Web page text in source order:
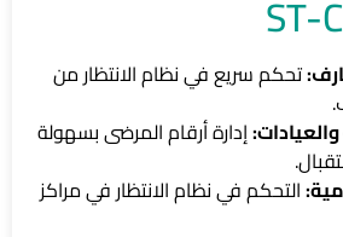
تحكم سريع في نظام الانتظار من
إدارة أرقام المرضى بسهولة
التحكم في نظام الانتظار في مراكز